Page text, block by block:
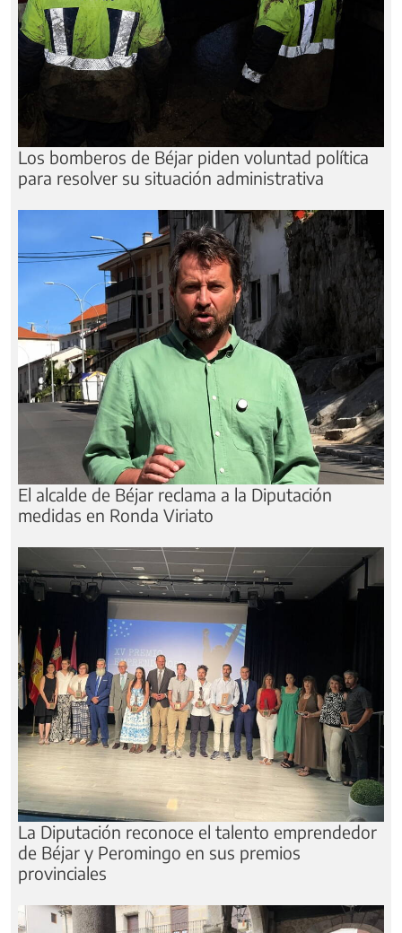
Los bomberos de Béjar piden voluntad política
para resolver su situación administrativa
El alcalde de Béjar reclama a la Diputación
medidas en Ronda Viriato
La Diputación reconoce el talento emprendedor
de Béjar y Peromingo en sus premios
provinciales